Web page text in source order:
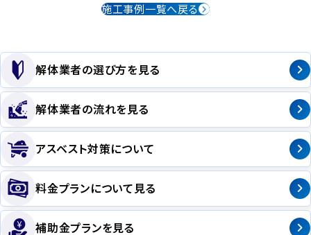
施工事例一覧へ戻る
解体業者の選び方を見る
解体業者の流れを見る
アスベスト対策について
料金プランについて見る
補助金プランを見る